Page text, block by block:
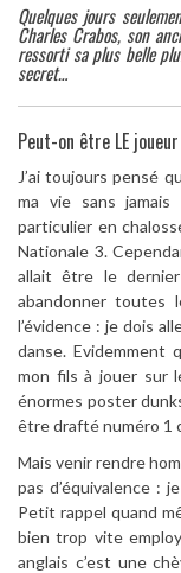
Quelques jours
Charles Crabos, son
ressorti sa plus belle
secret…
Peut-on être LE
J’ai toujours pensé
ma vie sans
particulier en
Nationale 3.
allait être le dernier
abandonner toutes
l’évidence : je dois
danse. Evidemment
mon fils à jouer sur
énormes poster
être drafté numéro 1
Mais venir rendre
pas d’équivalence :
Petit rappel quand
bien trop vite
anglais c’est une